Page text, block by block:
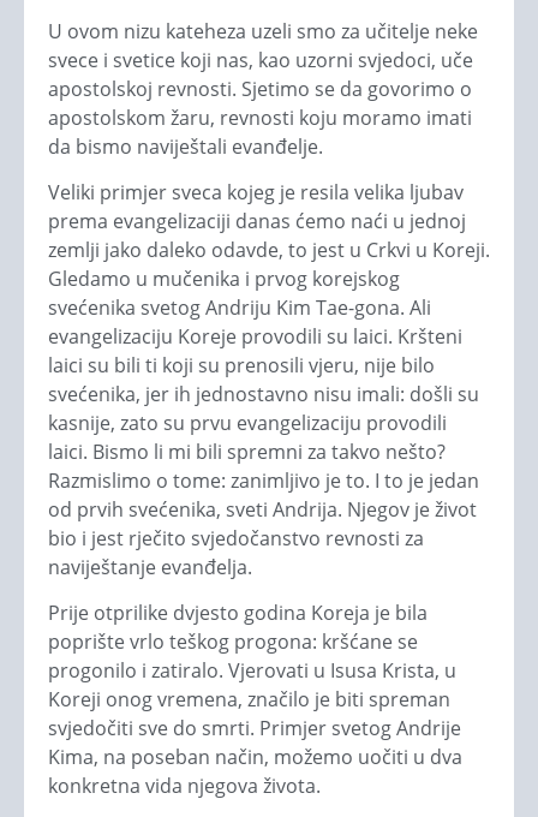
U ovom nizu kateheza uzeli smo za učitelje neke
svece i svetice koji nas, kao uzorni svjedoci, uče
apostolskoj revnosti. Sjetimo se da govorimo o
apostolskom žaru, revnosti koju moramo imati
da bismo naviještali evanđelje.
Veliki primjer sveca kojeg je resila velika ljubav
prema evangelizaciji danas ćemo naći u jednoj
zemlji jako daleko odavde, to jest u Crkvi u Koreji.
Gledamo u mučenika i prvog korejskog
svećenika svetog Andriju Kim Tae-gona. Ali
evangelizaciju Koreje provodili su laici. Kršteni
laici su bili ti koji su prenosili vjeru, nije bilo
svećenika, jer ih jednostavno nisu imali: došli su
kasnije, zato su prvu evangelizaciju provodili
laici. Bismo li mi bili spremni za takvo nešto?
Razmislimo o tome: zanimljivo je to. I to je jedan
od prvih svećenika, sveti Andrija. Njegov je život
bio i jest rječito svjedočanstvo revnosti za
naviještanje evanđelja.
Prije otprilike dvjesto godina Koreja je bila
poprište vrlo teškog progona: kršćane se
progonilo i zatiralo. Vjerovati u Isusa Krista, u
Koreji onog vremena, značilo je biti spreman
svjedočiti sve do smrti. Primjer svetog Andrije
Kima, na poseban način, možemo uočiti u dva
konkretna vida njegova života.